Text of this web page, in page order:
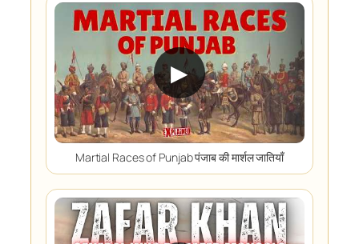
▶
Martial Races of Punjab पंजाब की मार्शल जातियाँ